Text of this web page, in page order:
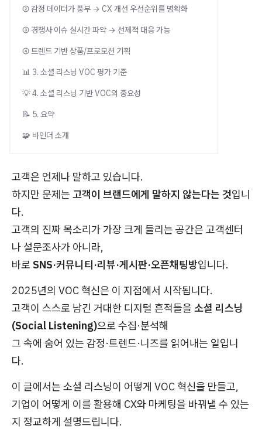
② 감정 데이터가 풍부 → CX 개선 우선순위를 명확화
③ 경쟁사 이슈 실시간 파악 → 선제적 대응 가능
④ 트렌드 기반 상품/프로모션 기획
📊 3. 소셜 리스닝 VOC 평가 기준
💡 4. 소셜 리스닝 기반 VOC의 중요성
📝 5. 요약
🧩 바인더 소개
고객은 언제나 말하고 있습니다.
하지만 문제는 고객이 브랜드에게 말하지 않는다는 것입니
다.
고객의 진짜 목소리가 가장 크게 들리는 공간은 고객센터
나 설문조사가 아니라,
바로 SNS·커뮤니티·리뷰·게시판·오픈채팅방입니다.
2025년의 VOC 혁신은 이 지점에서 시작됩니다.
고객이 스스로 남긴 거대한 디지털 흔적들을 소셜 리스닝
(Social Listening)으로 수집·분석해
그 속에 숨어 있는 감정·트렌드·니즈를 읽어내는 일입니
다.
이 글에서는 소셜 리스닝이 어떻게 VOC 혁신을 만들고,
기업이 어떻게 이를 활용해 CX와 마케팅을 바꿔낼 수 있는
지 정교하게 설명드립니다.